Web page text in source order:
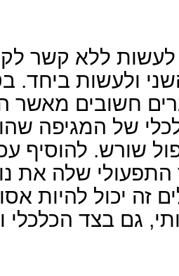
ללא קשר
ולעשות ביחד.
חשובים מאשר
של המגיפה
שורש. להוסיף
שלה את
זה יכול להיות
גם בצד הכלכלי